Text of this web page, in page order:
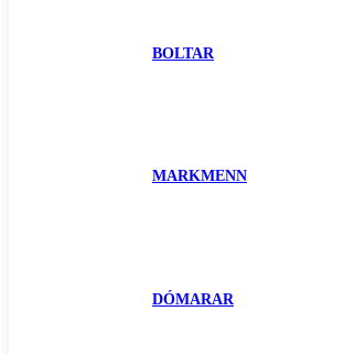
BOLTAR
MARKMENN
DÓMARAR